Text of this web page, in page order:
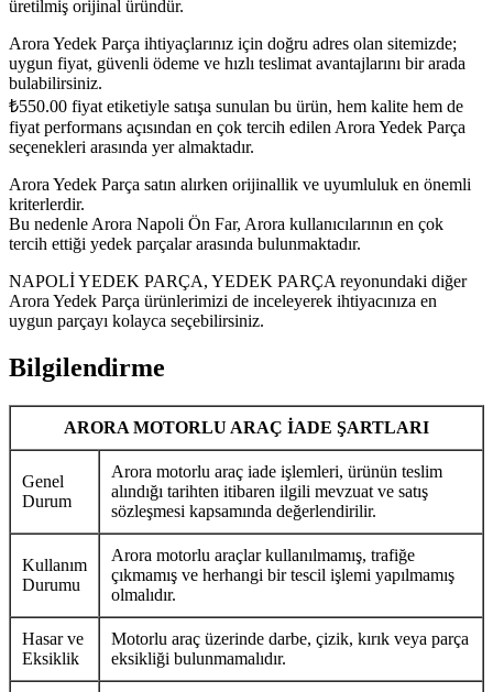
üretilmiş orijinal üründür.
Arora Yedek Parça ihtiyaçlarınız için doğru adres olan sitemizde;
uygun fiyat, güvenli ödeme ve hızlı teslimat avantajlarını bir arada
bulabilirsiniz.
₺550.00 fiyat etiketiyle satışa sunulan bu ürün, hem kalite hem de
fiyat performans açısından en çok tercih edilen Arora Yedek Parça
seçenekleri arasında yer almaktadır.
Arora Yedek Parça satın alırken orijinallik ve uyumluluk en önemli
kriterlerdir.
Bu nedenle Arora Napoli Ön Far, Arora kullanıcılarının en çok
tercih ettiği yedek parçalar arasında bulunmaktadır.
NAPOLİ YEDEK PARÇA, YEDEK PARÇA reyonundaki diğer
Arora Yedek Parça ürünlerimizi de inceleyerek ihtiyacınıza en
uygun parçayı kolayca seçebilirsiniz.
Bilgilendirme
ARORA MOTORLU ARAÇ İADE ŞARTLARI
Genel
Durum
Arora motorlu araç iade işlemleri, ürünün teslim
alındığı tarihten itibaren ilgili mevzuat ve satış
sözleşmesi kapsamında değerlendirilir.
Kullanım
Durumu
Arora motorlu araçlar kullanılmamış, trafiğe
çıkmamış ve herhangi bir tescil işlemi yapılmamış
olmalıdır.
Hasar ve
Eksiklik
Motorlu araç üzerinde darbe, çizik, kırık veya parça
eksikliği bulunmamalıdır.